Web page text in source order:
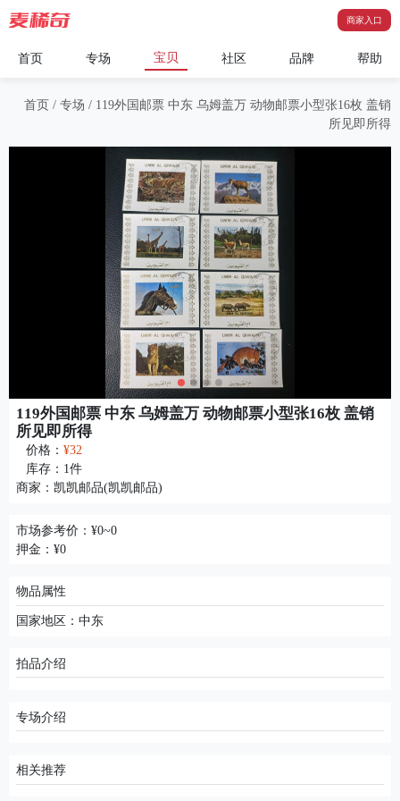
商家入口
首页 专场 宝贝 社区 品牌 帮助
首页 / 专场 / 119外国邮票 中东 乌姆盖万 动物邮票小型张16枚 盖销
所见即所得
119外国邮票 中东 乌姆盖万 动物邮票小型张16枚 盖销
所见即所得
价格： ¥32
库存： 1件
商家： 凯凯邮品(凯凯邮品)
市场参考价：¥0~0
押金：¥0
物品属性
国家地区：中东
拍品介绍
专场介绍
相关推荐